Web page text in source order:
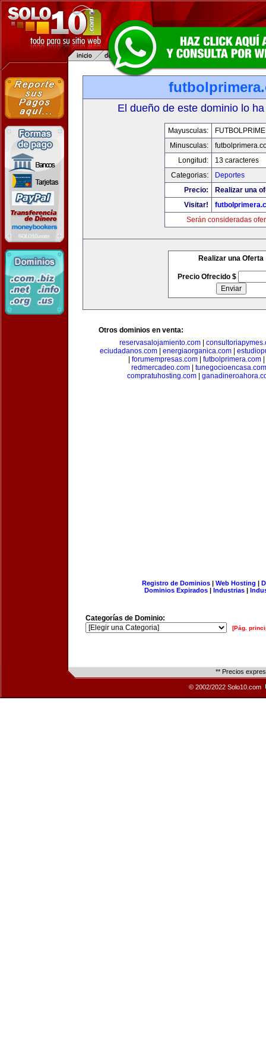
El dueño de este dominio lo
Mayusculas:
Minusculas:
Longitud:
13 caracteres
Categorias:
Deportes
Precio:
Realizar una
Visitar!
Serán consideradas
Realizar una Oferta
Precio Ofrecido $
Otros dominios en venta:
reservasalojamiento.com
eciudadanos.com| energiaorganica.com|
forumempresas.com futbolprimera.com
redmercadeo.com| tunegocioencasa.com
compratuhosting.com|
Registro de Dominios| Web Hosting |
Dominios Expirados | Industrias |
Categorías de Dominio:
[Pág.
** Precios
© 2002/2022 Solo10.com